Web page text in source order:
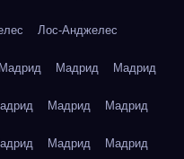
Лос-Анджелес
Мадрид Мадрид Мадрид
Мадрид Мадрид
Мадрид Мадрид